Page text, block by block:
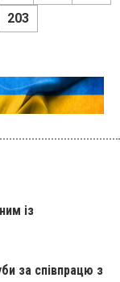
203
із
за співпрацю з